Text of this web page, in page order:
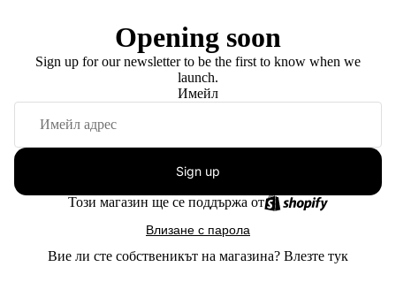
Opening soon
Sign up for our newsletter to be the first to know when we
launch.
Имейл
Sign up
Този магазин ще се поддържа от
Влизане с парола
Вие ли сте собственикът на магазина? Влезте тук